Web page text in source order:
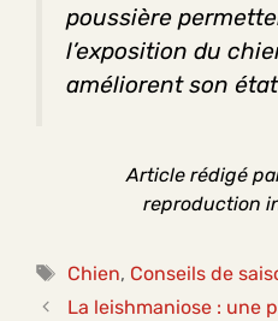
poussière
l’exposition du
améliorent son
Article rédigé
reproduction
Étiquettes
Chien, Conseils de
La leishmaniose : une